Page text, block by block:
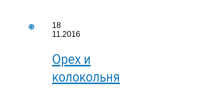
18
11.2016
Орех и
колокольня